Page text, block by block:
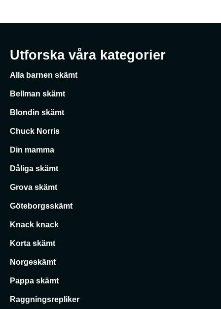
Utforska våra kategorier
Alla barnen skämt
Bellman skämt
Blondin skämt
Chuck Norris
Din mamma
Dåliga skämt
Grova skämt
Göteborgsskämt
Knack knack
Korta skämt
Norgeskämt
Pappa skämt
Raggningsrepliker